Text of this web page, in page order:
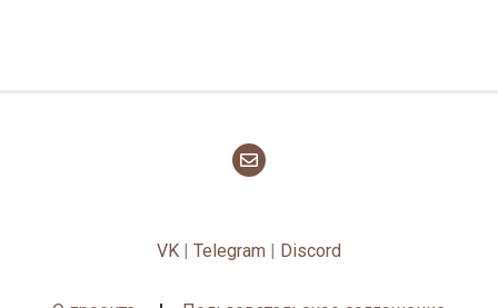
VK | Telegram | Discord